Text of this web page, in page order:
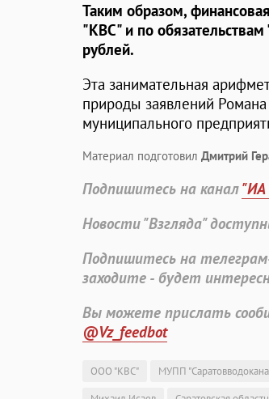
Таким образом,
"КВС" и по
рублей.
Эта занимательная
природы заявлений
муниципального
Материал подготовил Дмитрий
Подпишитесь на канал"ИА
Новости "Взгляда"
Подпишитесь на
заходите - будет
Вы можете прислать
@Vz_feedbot
ООО "КВС" МУПП